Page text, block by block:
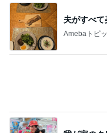
我が家の
Amebaトピ